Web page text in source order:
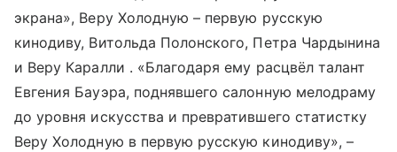
экрана», Веру Холодную – первую русскую
кинодиву, Витольда Полонского, Петра Чардынина
и Веру Каралли . «Благодаря ему расцвёл талант
Евгения Бауэра, поднявшего салонную мелодраму
до уровня искусства и превратившего статистку
Веру Холодную в первую русскую кинодиву», –